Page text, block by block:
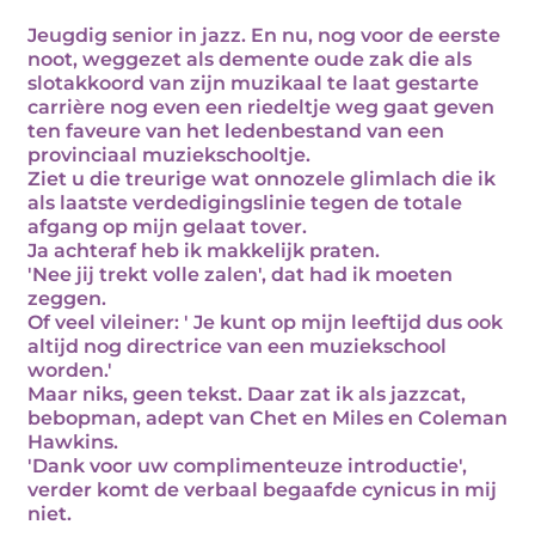
Jeugdig senior in jazz. En nu, nog voor de eerste
noot, weggezet als demente oude zak die als
slotakkoord van zijn muzikaal te laat gestarte
carrière nog even een riedeltje weg gaat geven
ten faveure van het ledenbestand van een
provinciaal muziekschooltje.
Ziet u die treurige wat onnozele glimlach die ik
als laatste verdedigingslinie tegen de totale
afgang op mijn gelaat tover.
Ja achteraf heb ik makkelijk praten.
'Nee jij trekt volle zalen', dat had ik moeten
zeggen.
Of veel vileiner: ' Je kunt op mijn leeftijd dus ook
altijd nog directrice van een muziekschool
worden.'
Maar niks, geen tekst. Daar zat ik als jazzcat,
bebopman, adept van Chet en Miles en Coleman
Hawkins.
'Dank voor uw complimenteuze introductie',
verder komt de verbaal begaafde cynicus in mij
niet.